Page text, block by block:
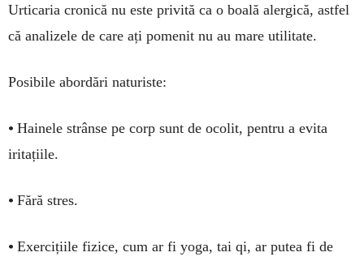
Urticaria cronică nu este privită ca o boală alergică, astfel
că analizele de care ați pomenit nu au mare utilitate.
Posibile abordări naturiste:
• Hainele strânse pe corp sunt de ocolit, pentru a evita
iritațiile.
• Fără stres.
• Exercițiile fizice, cum ar fi yoga, tai qi, ar putea fi de